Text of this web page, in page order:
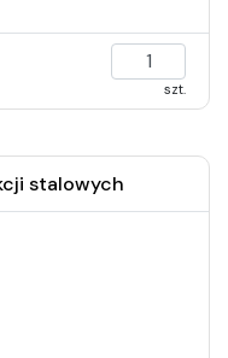
szt.
stalowych